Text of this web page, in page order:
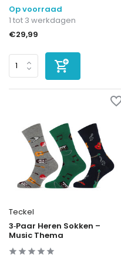
Op voorraad
1 tot 3 werkdagen
€29,99
Teckel
3‑Paar Heren Sokken –
Music Thema